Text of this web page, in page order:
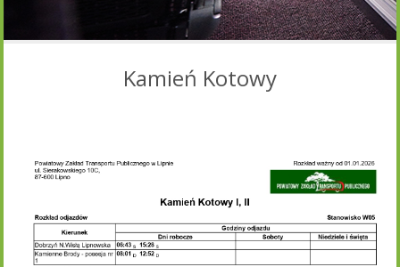
Kamień Kotowy